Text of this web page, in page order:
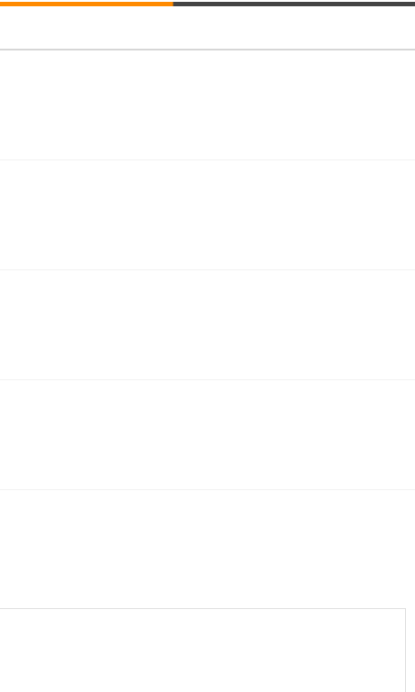
座面昇降 強化ナイロン樹脂ベース 通気性メッシュ 在宅ワーク H-WY01
度跳ね上げ式アームレスト 3Dヘッドレスト ハンガー付き 高反発クッ
ター付き コンパクト 幅52×奥行58.5×高さ84～96cm テレワーク 在宅